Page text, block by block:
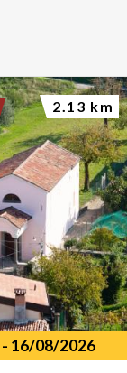
- 16/08/2026
2.13 km